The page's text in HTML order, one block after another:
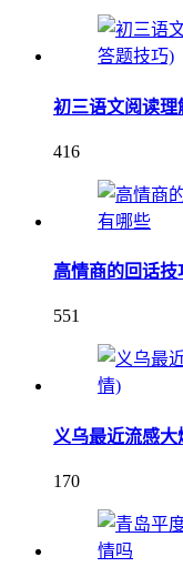
初三语文阅读理
416
高情商的回话
551
义乌最近流感
170